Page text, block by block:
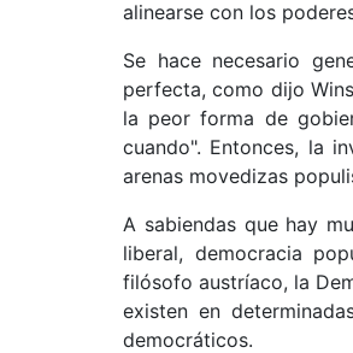
alinearse con los
Se hace necesario
perfecta, como dijo
la peor forma de
cuando". Entonces, la
arenas movedizas
A sabiendas que hay
liberal, democracia
filósofo austríaco, la
existen en
democráticos.